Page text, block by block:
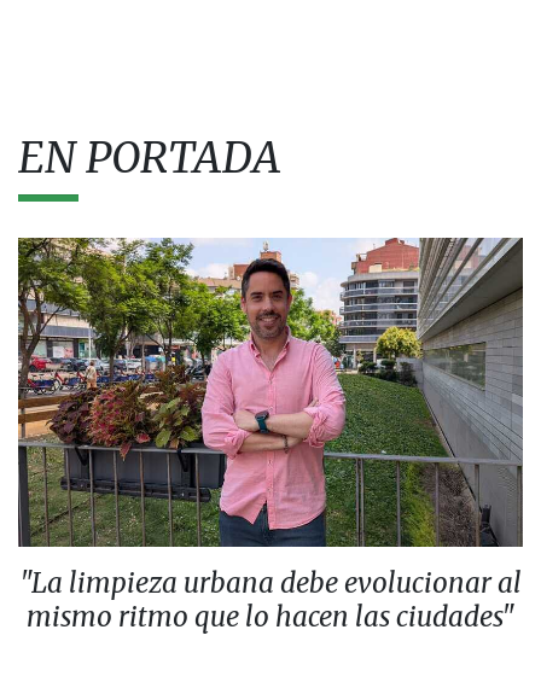
EN PORTADA
"La limpieza urbana debe evolucionar al
mismo ritmo que lo hacen las ciudades"